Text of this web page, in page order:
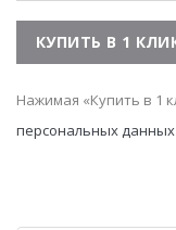
Нажимая «Купить в 1
персональных данных